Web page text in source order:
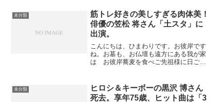
起業家の番付けエントリー者は５人・岩
崎 弥太郎氏（...
未分類
筋トレ好きの美しすぎる肉体美！
俳優の笠松 将さん「土スタ」に
出演。
こんにちは、ひまわりです。お彼岸です
ね。お墓も、お仏壇も遠方にある我が家
は お彼岸蕎麦を食べご先祖様に日ごろ
日、「土スタ」に出演されるのは 笠松
将さん、愉しみにしてい...
未分類
ヒロシ＆キーボーの黒沢 博さん
死去。享年75歳、ヒット曲は「3